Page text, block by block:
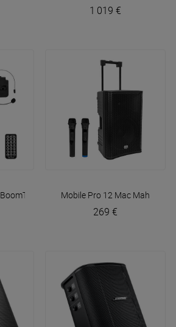
1 019 €
BoomTone DJ Mobile Pro 12 Mac Mah
269 €